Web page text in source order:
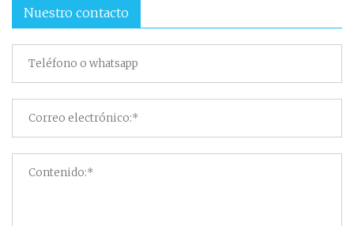
Nuestro contacto